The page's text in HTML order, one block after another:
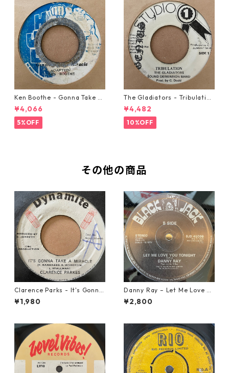
Ken Boothe - Gonna Take A
Miracle【7-21362】
¥4,066
5%OFF
The Gladiators - Tribulation
【7-21365】
¥4,482
10%OFF
その他の商品
Clarence Parks - It's Gonna
Take A Miracle【7-21096】
¥1,980
Danny Ray – Let Me Love Yo
u Tonight【12-30001】
¥2,800